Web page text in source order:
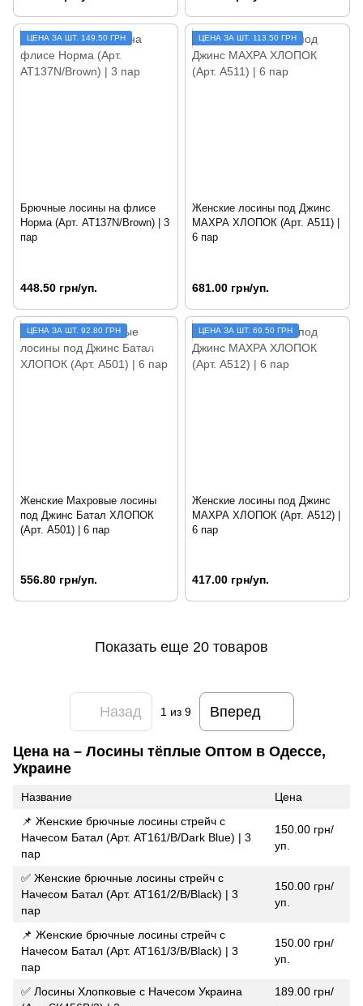
ЦЕНА ЗА ШТ. 149.50 ГРН
Брючные лосины на флисе
Норма (Арт. AT137N/Brown) | 3
пар
448.50 грн/уп.
ЦЕНА ЗА ШТ. 113.50 ГРН
Женские лосины под Джинс
МАХРА ХЛОПОК (Арт. A511) |
6 пар
681.00 грн/уп.
ЦЕНА ЗА ШТ. 92.80 ГРН
Женские Махровые лосины
под Джинс Батал ХЛОПОК
(Арт. A501) | 6 пар
556.80 грн/уп.
ЦЕНА ЗА ШТ. 69.50 ГРН
Женские лосины под Джинс
МАХРА ХЛОПОК (Арт. A512) |
6 пар
417.00 грн/уп.
Показать еще 20 товаров
Назад 1из 9 Вперед
Цена на – Лосины тёплые Оптом в Одессе,
Украине
Название
Цена
📌 Женские брючные лосины стрейч с
Начесом Батал (Арт. AT161/B/Dark Blue) | 3
пар
150.00 грн/
уп.
✅ Женские брючные лосины стрейч с
Начесом Батал (Арт. AT161/2/B/Black) | 3
пар
150.00 грн/
уп.
📌 Женские брючные лосины стрейч с
Начесом Батал (Арт. AT161/3/B/Black) | 3
пар
150.00 грн/
уп.
✅ Лосины Хлопковые с Начесом Украина
189.00 грн/